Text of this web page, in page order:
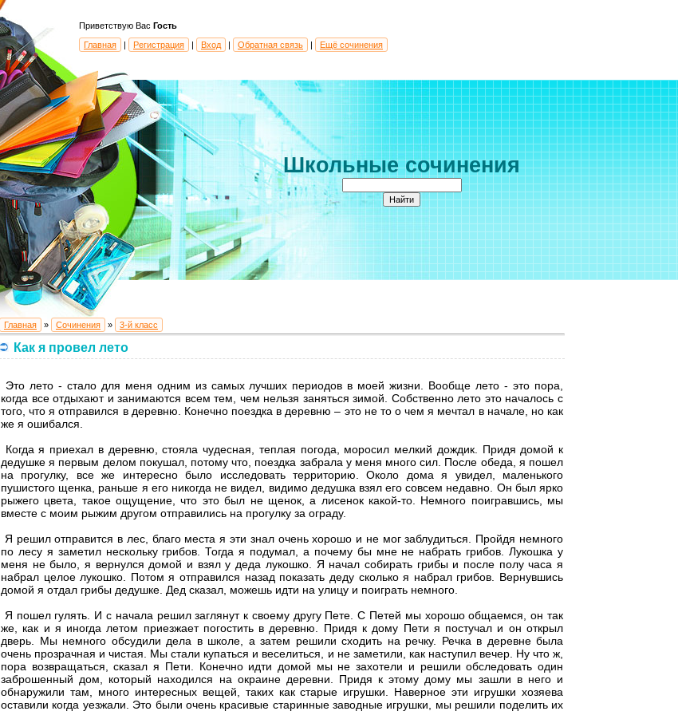
Приветствую Вас Гость
Главная
| Регистрация | Вход | Обратная связь | Ещё сочинения
Школьные сочинения
Главная » Сочинения » 3-й класс
Как я провел лето
Это лето - стало для меня одним из самых лучших периодов в моей жизни. Вообще лето - это пора,
когда все отдыхают и занимаются всем тем, чем нельзя заняться зимой. Собственно лето это началось с
того, что я отправился в деревню. Конечно поездка в деревню – это не то о чем я мечтал в начале, но как
же я ошибался.
Когда я приехал в деревню, стояла чудесная, теплая погода, моросил мелкий дождик. Придя домой к
дедушке я первым делом покушал, потому что, поездка забрала у меня много сил. После обеда, я пошел
на прогулку, все же интересно было исследовать территорию. Около дома я увидел, маленького
пушистого щенка, раньше я его никогда не видел, видимо дедушка взял его совсем недавно. Он был ярко
рыжего цвета, такое ощущение, что это был не щенок, а лисенок какой-то. Немного поигравшись, мы
вместе с моим рыжим другом отправились на прогулку за ограду.
Я решил отправится в лес, благо места я эти знал очень хорошо и не мог заблудиться. Пройдя немного
по лесу я заметил нескольку грибов. Тогда я подумал, а почему бы мне не набрать грибов. Лукошка у
меня не было, я вернулся домой и взял у деда лукошко. Я начал собирать грибы и после полу часа я
набрал целое лукошко. Потом я отправился назад показать деду сколько я набрал грибов. Вернувшись
домой я отдал грибы дедушке. Дед сказал, можешь идти на улицу и поиграть немного.
Я пошел гулять. И с начала решил заглянут к своему другу Пете. С Петей мы хорошо общаемся, он так
же, как и я иногда летом приезжает погостить в деревню. Придя к дому Пети я постучал и он открыл
дверь. Мы немного обсудили дела в школе, а затем решили сходить на речку. Речка в деревне была
очень прозрачная и чистая. Мы стали купаться и веселиться, и не заметили, как наступил вечер. Ну что ж,
пора возвращаться, сказал я Пети. Конечно идти домой мы не захотели и решили обследовать один
заброшенный дом, который находился на окраине деревни. Придя к этому дому мы зашли в него и
обнаружили там, много интересных вещей, таких как старые игрушки. Наверное эти игрушки хозяева
оставили когда уезжали. Это были очень красивые старинные заводные игрушки, мы решили поделить их